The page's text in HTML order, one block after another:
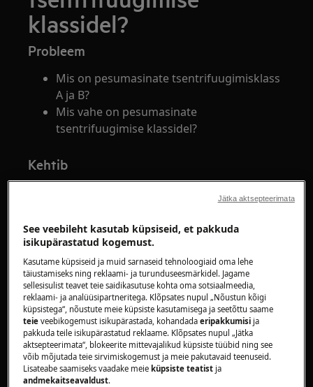
klassidel?
Probleem
Mis on pesumasinate tsentrifuugimisklass
A ja B?
Mis vahe on pesumasinate
tsentrifuugimise klassidel?
Kehtib
Pesumasin-kuivati
Lahendus
Tsentrifuugimisklass on üks võtmekategooriaid,
mille järgi tänapäevaseid pesumasinate
mudeleid hinnatakse: mida kõrgem on klass,
seda kiiremini pöörleb trummel
tsentrifuugimise ajal ja seda vähem on pesu
lõpuks märg. Pesu jääkniiskuse sisaldus sõltub
See veebileht kasutab küpsiseid, et pakkuda
isikupärastatud kogemust.
Kasutame küpsiseid ja muid sarnaseid tehnoloogiaid oma lehe
täiustamiseks ning reklaami- ja turunduseesmärkidel. Jagame
sellesisulist teavet teie saidikasutuse kohta oma sotsiaalmeedia,
reklaami- ja analüüsipartneritega. Klõpsates nupul „Nõustun kõigi
küpsistega“, nõustute meie küpsiste kasutamisega ja seetõttu saame
teie veebikogemust isikupärastada, kohandadaeripakkumisi ja
pakkuda teile isikupärastatud reklaame. Klõpsates nupul „Jätka
aktsepteerimata“, blokeerite mittevajalikud küpsiste tüübid ning see
võib mõjutada teie sirvimiskogemust ja meie pakutavaid teenuseid.
Lisateabe saamiseks vaadake meie küpsiste teatist ja
andmekaitseavaldust.
Jätka aktsepteerimata